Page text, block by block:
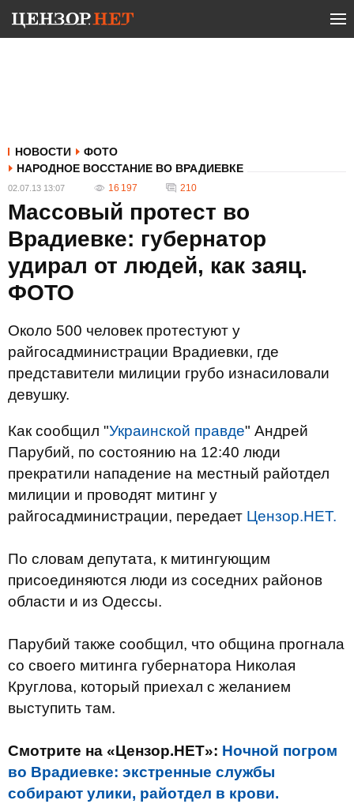
НОВОСТИ
ФОТО
НАРОДНОЕ ВОССТАНИЕ ВО ВРАДИЕВКЕ
02.07.13 13:07 16 197 210
Массовый протест во
Врадиевке: губернатор
удирал от людей, как заяц.
ФОТО
Около 500 человек протестуют у
райгосадминистрации Врадиевки, где
представители милиции грубо изнасиловали
девушку.
Как сообщил "Украинской правде" Андрей
Парубий, по состоянию на 12:40 люди
прекратили нападение на местный райотдел
милиции и проводят митинг у
райгосадминистрации, передает Цензор.НЕТ.
По словам депутата, к митингующим
присоединяются люди из соседних районов
области и из Одессы.
Парубий также сообщил, что община прогнала
со своего митинга губернатора Николая
Круглова, который приехал с желанием
выступить там.
Смотрите на «Цензор.НЕТ»: Ночной погром
во Врадиевке: экстренные службы
собирают улики, райотдел в крови.